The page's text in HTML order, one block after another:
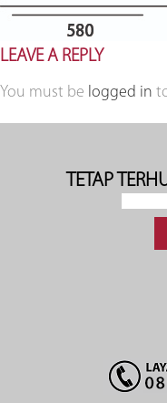
LEAVE A REPLY
You must be logged in
TETAP